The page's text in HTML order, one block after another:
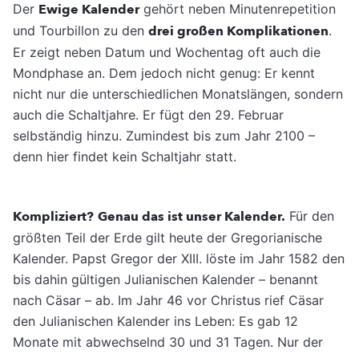
Der Ewige Kalendergehört neben Minutenrepetition
und Tourbillon zu den drei großen Komplikationen.
Er zeigt neben Datum und Wochentag oft auch die
Mondphase an. Dem jedoch nicht genug: Er kennt
nicht nur die unterschiedlichen Monatslängen, sondern
auch die Schaltjahre. Er fügt den 29. Februar
selbständig hinzu. Zumindest bis zum Jahr 2100 –
denn hier findet kein Schaltjahr statt.
Kompliziert? Genau das ist unser Kalender. Für den
größten Teil der Erde gilt heute der Gregorianische
Kalender. Papst Gregor der XIII. löste im Jahr 1582 den
bis dahin gültigen Julianischen Kalender – benannt
nach Cäsar – ab. Im Jahr 46 vor Christus rief Cäsar
den Julianischen Kalender ins Leben: Es gab 12
Monate mit abwechselnd 30 und 31 Tagen. Nur der